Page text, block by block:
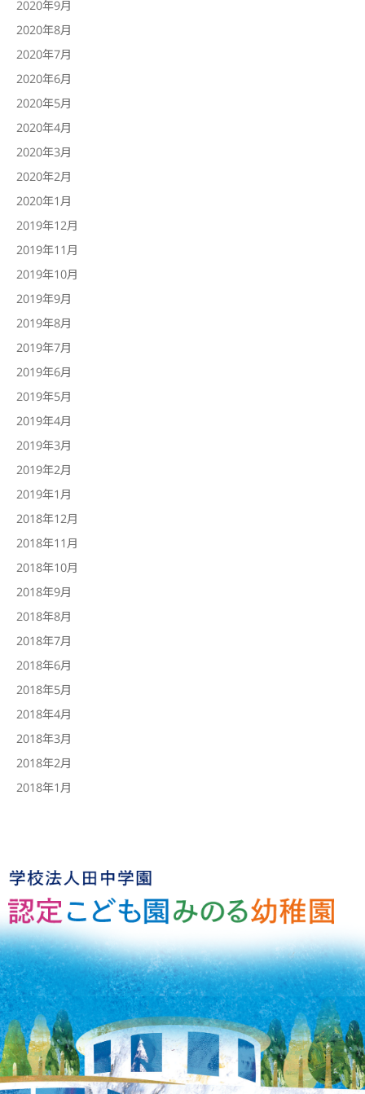
2020年9月
2020年8月
2020年7月
2020年6月
2020年5月
2020年4月
2020年3月
2020年2月
2020年1月
2019年12月
2019年11月
2019年10月
2019年9月
2019年8月
2019年7月
2019年6月
2019年5月
2019年4月
2019年3月
2019年2月
2019年1月
2018年12月
2018年11月
2018年10月
2018年9月
2018年8月
2018年7月
2018年6月
2018年5月
2018年4月
2018年3月
2018年2月
2018年1月